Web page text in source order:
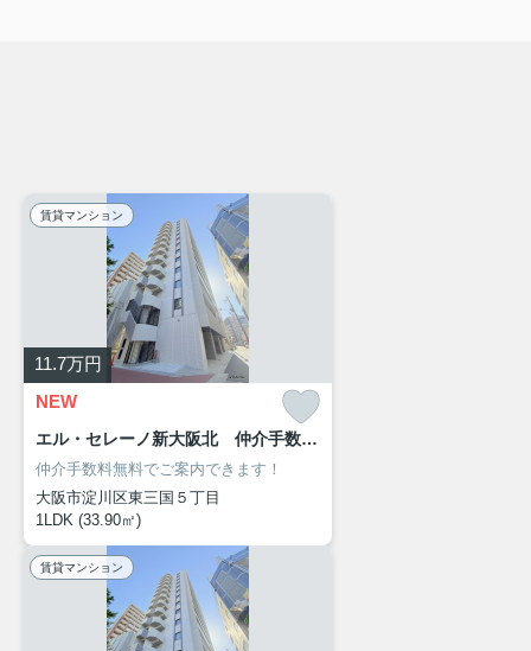
賃貸マンション
11.7万円
NEW
エル・セレーノ新大阪北 仲介手数料無料
仲介手数料無料でご案内できます！
大阪市淀川区東三国５丁目
1LDK (33.90㎡)
賃貸マンション